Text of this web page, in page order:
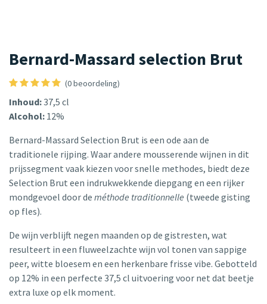
Bernard-Massard selection Brut
(0 beoordeling)
Inhoud:37,5 cl
Alcohol: 12%
Bernard-Massard Selection Brut is een ode aan de
traditionele rijping. Waar andere mousserende wijnen in dit
prijssegment vaak kiezen voor snelle methodes, biedt deze
Selection Brut een indrukwekkende diepgang en een rijker
mondgevoel door de méthode traditionnelle (tweede gisting
op fles).
De wijn verblijft negen maanden op de gistresten, wat
resulteert in een fluweelzachte wijn vol tonen van sappige
peer, witte bloesem en een herkenbare frisse vibe. Gebotteld
op 12% in een perfecte 37,5 cl uitvoering voor net dat beetje
extra luxe op elk moment.